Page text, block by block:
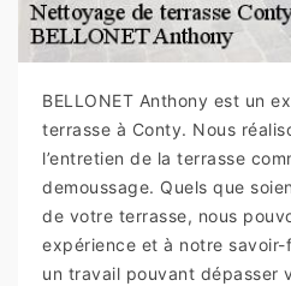
BELLONET Anthony est un
terrasse à Conty. Nous
l’entretien de la terrasse
demoussage. Quels que
de votre terrasse, nous
expérience et à notre
un travail pouvant dépasser